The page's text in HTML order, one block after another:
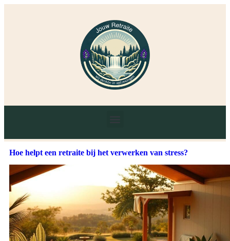
Hoe helpt een retraite bij het verwerken van stress?